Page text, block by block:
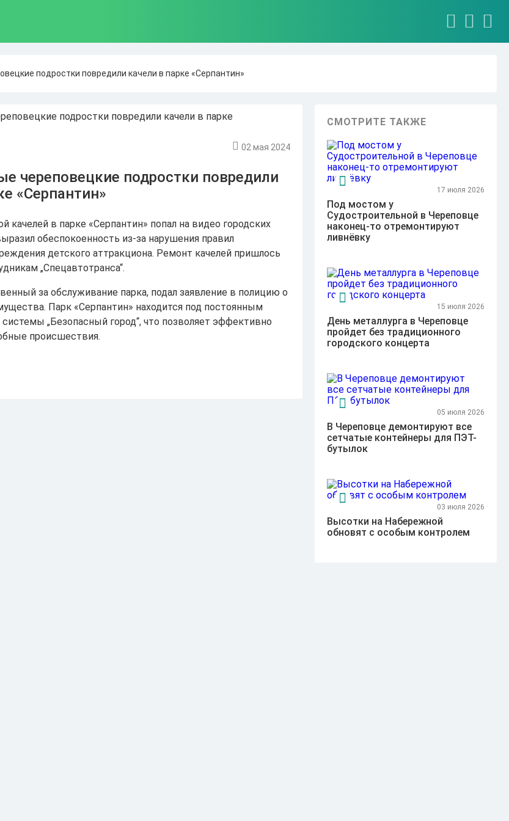
подростки повредили качели в парке «Серпантин»
02 мая 2024
череповецкие подростки повредили
«Серпантин»
качелей в парке «Серпантин» попал на видео городских
обеспокоенность из-за нарушения правил
детского аттракциона. Ремонт качелей пришлось
„Спецавтотранса“.
за обслуживание парка, подал заявление в полицию о
Парк «Серпантин» находится под постоянным
„Безопасный город“, что позволяет эффективно
происшествия.
СМОТРИТЕ ТАКЖЕ
17 июля 2026
Под мостом у
Судостроительной в Череповце
наконец-то отремонтируют
ливнёвку
15 июля 2026
День металлурга в Череповце
пройдет без традиционного
городского концерта
05 июля 2026
В Череповце демонтируют все
сетчатые контейнеры для ПЭТ-
бутылок
03 июля 2026
Высотки на Набережной
обновят с особым контролем